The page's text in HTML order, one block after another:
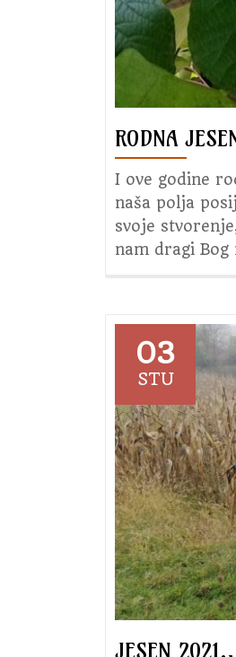
RODNA
I ove godine
naša polja
svoje
nam dragi Bog
03
STU
JESEN